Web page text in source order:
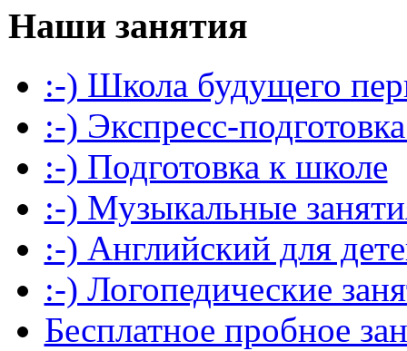
Наши занятия
:-) Школа будущего
:-) Экспресс-
:-) Подготовка к школе
:-) Музыкальные
:-) Английский для
:-) Логопедические
Бесплатное пробное